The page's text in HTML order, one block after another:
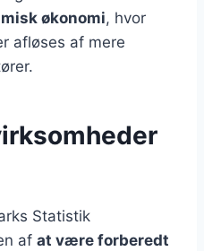
økonomi, hvor
afløses af mere
Statistik
af at være forberedt